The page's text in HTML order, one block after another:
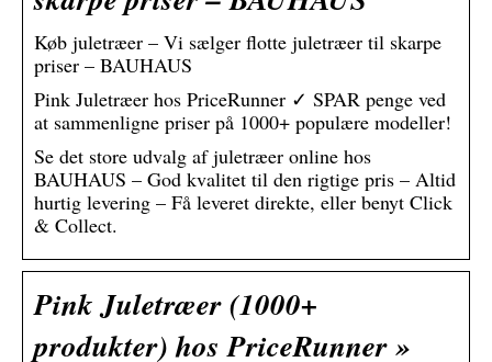
Køb juletræer – Vi sælger flotte juletræer til skarpe
priser – BAUHAUS
Pink Juletræer hos PriceRunner ✓ SPAR penge ved
at sammenligne priser på 1000+ populære modeller!
Se det store udvalg af juletræer online hos
BAUHAUS – God kvalitet til den rigtige pris – Altid
hurtig levering – Få leveret direkte, eller benyt Click
& Collect.
Pink Juletræer (1000+
produkter) hos PriceRunner »